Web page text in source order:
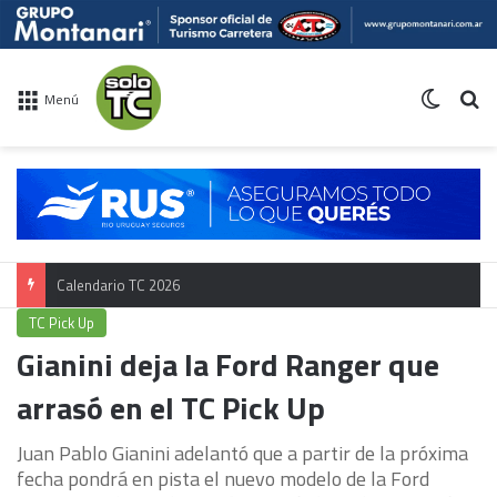
Menú
Calendario TC 2026
TC Pick Up
Gianini deja la Ford Ranger que
arrasó en el TC Pick Up
Juan Pablo Gianini adelantó que a partir de la próxima
fecha pondrá en pista el nuevo modelo de la Ford